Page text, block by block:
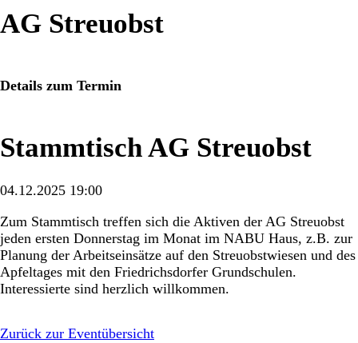
AG Streuobst
Details zum Termin
Stammtisch AG Streuobst
04.12.2025 19:00
Zum Stammtisch treffen sich die Aktiven der AG Streuobst
jeden ersten Donnerstag im Monat im NABU Haus, z.B. zur
Planung der Arbeitseinsätze auf den Streuobstwiesen und des
Apfeltages mit den Friedrichsdorfer Grundschulen.
Interessierte sind herzlich willkommen.
Zurück zur Eventübersicht